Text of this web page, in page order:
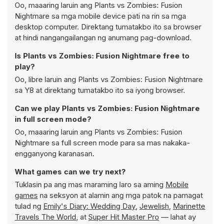
Oo, maaaring laruin ang Plants vs Zombies: Fusion
Nightmare sa mga mobile device pati na rin sa mga
desktop computer. Direktang tumatakbo ito sa browser
at hindi nangangailangan ng anumang pag-download.
Is Plants vs Zombies: Fusion Nightmare free to
play?
Oo, libre laruin ang Plants vs Zombies: Fusion Nightmare
sa Y8 at direktang tumatakbo ito sa iyong browser.
Can we play Plants vs Zombies: Fusion Nightmare
in full screen mode?
Oo, maaaring laruin ang Plants vs Zombies: Fusion
Nightmare sa full screen mode para sa mas nakaka-
engganyong karanasan.
What games can we try next?
Tuklasin pa ang mas maraming laro sa aming Mobile
games na seksyon at alamin ang mga patok na pamagat
tulad ng Emily's Diary: Wedding Day, Jewelish, Marinette
Travels The World, at Super Hit Master Pro — lahat ay